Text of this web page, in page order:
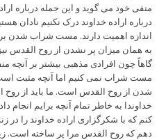
منفی خود می گوید و این جمله درباره
درباره اراده خداوند درک نکنیم نادان
اندازه اهمیت دارند. مست شراب شدن
به همان میزان پر نشدن از روح القدس
گاهاً چون افرادی مذهبی بیشتر بر آنچه
مست شراب نمی کنیم اما آنچه مثبت
شدن از روح القدس است. ما باید از
خداوندا به خاطر تمام آنچه برایم انجام
کنم که با شکرگزاری اراده خداوند را
دهم که روح القدس مرا پر ساخته است.